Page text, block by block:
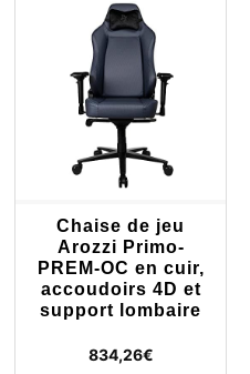
Chaise de jeu
Arozzi Primo-
PREM-OC en cuir,
accoudoirs 4D et
support lombaire
834,26€